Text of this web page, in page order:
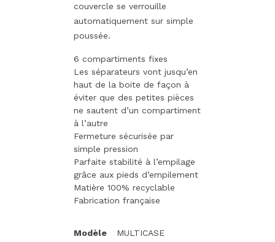
couvercle se verrouille
automatiquement sur simple
poussée.
6 compartiments fixes
Les séparateurs vont jusqu’en
haut de la boite de façon à
éviter que des petites pièces
ne sautent d’un compartiment
à l’autre
Fermeture sécurisée par
simple pression
Parfaite stabilité à l’empilage
grâce aux pieds d’empilement
Matière 100% recyclable
Fabrication française
Modèle MULTICASE